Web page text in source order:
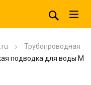
Трубопроводная
подводка для воды M